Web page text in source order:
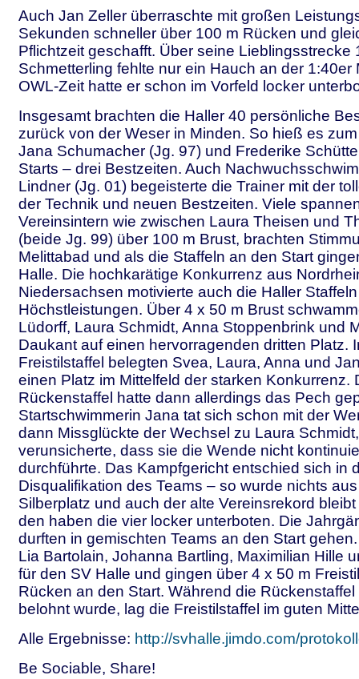
Auch Jan Zeller überraschte mit großen
Sekunden schneller über 100 m Rücken und
Pflichtzeit geschafft. Über seine Lieblingsstrecke
Schmetterling fehlte nur ein Hauch an der 1:40er
OWL-Zeit hatte er schon im Vorfeld locker
Insgesamt brachten die Haller 40 persönliche
zurück von der Weser in Minden. So hieß es
Jana Schumacher (Jg. 97) und Frederike
Starts – drei Bestzeiten. Auch
Lindner (Jg. 01) begeisterte die Trainer mit der
der Technik und neuen Bestzeiten. Viele
Vereinsintern wie zwischen Laura Theisen und
(beide Jg. 99) über 100 m Brust, brachten
Melittabad und als die Staffeln an den Start
Halle. Die hochkarätige Konkurrenz aus
Niedersachsen motivierte auch die Haller
Höchstleistungen. Über 4 x 50 m Brust
Lüdorff, Laura Schmidt, Anna Stoppenbrink und
Daukant auf einen hervorragenden dritten Platz.
Freistilstaffel belegten Svea, Laura, Anna und
einen Platz im Mittelfeld der starken Konkurrenz.
Rückenstaffel hatte dann allerdings das Pech
Startschwimmerin Jana tat sich schon mit der
dann Missglückte der Wechsel zu Laura
verunsicherte, dass sie die Wende nicht
durchführte. Das Kampfgericht entschied sich in
Disqualifikation des Teams – so wurde nichts
Silberplatz und auch der alte Vereinsrekord
den haben die vier locker unterboten. Die
durften in gemischten Teams an den Start
Lia Bartolain, Johanna Bartling, Maximilian Hille
für den SV Halle und gingen über 4 x 50 m
Rücken an den Start. Während die
belohnt wurde, lag die Freistilstaffel im guten
Alle Ergebnisse: http://svhalle.jimdo.com/
Be Sociable, Share!